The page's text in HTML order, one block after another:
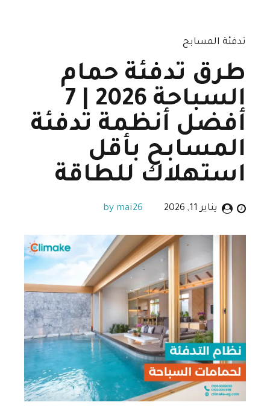
تدفئة المسابح
طرق تدفئة حمام
السباحة 2026 | 7
أفضل أنظمة تدفئة
المسابح بأقل
استهلاك للطاقة
يناير 11, 2026 by mai26